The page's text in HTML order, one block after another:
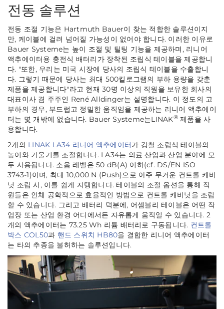
전동 솔루션
전동 조절 기능은 Hartmuth Bauer이 찾는 적합한 솔루션이지
만, 케이블에 걸려 넘어질 가능성이 없어야 합니다. 이러한 이유로
Bauer Systeme는 높이 조절 및 틸팅 기능을 제공하며, 리니어
액추에이터용 충전식 배터리가 장착된 조립식 테이블을 제공합니
다. "또한, 우리는 미국 시장에 당사의 조립식 테이블을 수출합니
다. 그렇기 때문에 당사는 최대 500킬로그램의 부하 용량을 갖춘
제품을 제공합니다"라고 현재 30명 이상의 직원을 보유한 회사의
대표이사 겸 주주인 René Alldinger는 설명합니다. 이 정도의 고
부하의 경우, 부드럽고 정밀한 움직임을 제공하는 리니어 액추에이
터는 몇 개밖에 없습니다. Bauer Systeme는LINAK®제품을 사
용합니다.
2개의 LINAK LA34 리니어 액추에이터가 강철 조립식 테이블의
높이와 기울기를 조절합니다. LA34는 의료 산업과 산업 분야에 모
두 사용됩니다. 소음 레벨은 50 dB(A) 이하(cf. DS/EN ISO
3743-1)이며, 최대 10,000 N (Push)으로 아주 무거운 컨트롤 캐비
닛 조립 시, 이를 쉽게 지탱합니다. 테이블의 조절 옵션을 통해 직
원들은 인체 공학적으로 효율적인 방법으로 컨트롤 캐비닛을 조립
할 수 있습니다. 그리고 배터리 덕분에, 어셈블리 테이블은 어떤 작
업장 또는 산업 환경 어디에서든 자유롭게 움직일 수 있습니다. 2
개의 액추에이터는 73.25 Wh 리튬 배터리로 구동됩니다. 컨트롤
박스 COL50과 핸드 스위치 HB80을 결합한 리니어 액추에이터
는 타의 추종을 불허하는 솔루션입니다.